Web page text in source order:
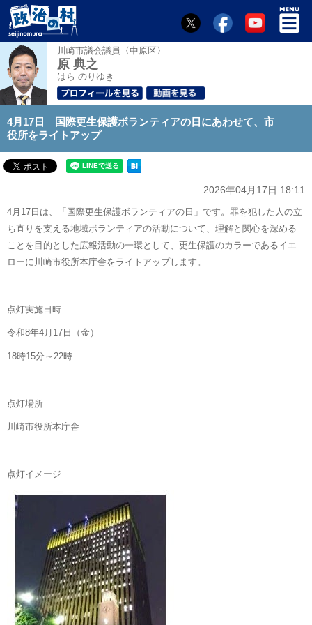
川崎市議会議員〈中原区〉
原 典之
はら のりゆき
4月17日 国際更生保護ボランティアの日にあわせて、市
役所をライトアップ
2026年04月17日 18:11
4月17日は、「国際更生保護ボランティアの日」です。罪を犯した人の立
ち直りを支える地域ボランティアの活動について、理解と関心を深める
ことを目的とした広報活動の一環として、更生保護のカラーであるイエ
ローに川崎市役所本庁舎をライトアップします。
点灯実施日時
令和8年4月17日（金）
18時15分～22時
点灯場所
川崎市役所本庁舎
点灯イメージ